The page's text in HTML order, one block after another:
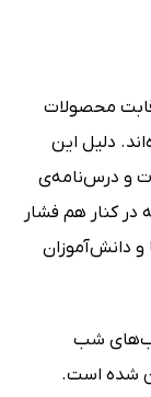
محصولات
دلیل این
و درس‌نامه‌ی
کنار هم فشار
و دانش‌آموزان
شب
شده است.